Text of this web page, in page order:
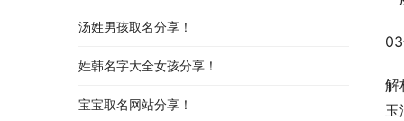
解
玉
汤姓男孩取名分享！
姓韩名字大全女孩分享！
宝宝取名网站分享！